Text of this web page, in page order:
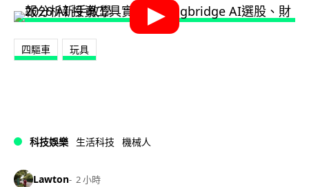
四驅車 玩具
科技娛樂 生活科技 機械人
Lawton 2 小時